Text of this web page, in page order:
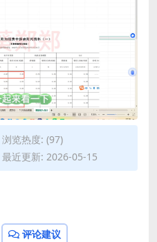
浏览热度: (97)
最近更新: 2026-05-15
评论建议